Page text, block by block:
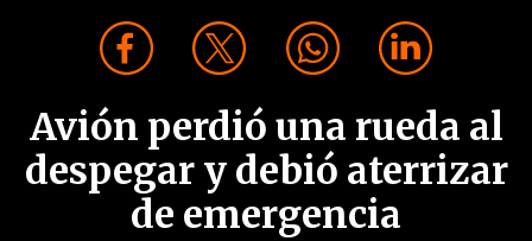
Avión perdió una rueda al
despegar y debió aterrizar
de emergencia